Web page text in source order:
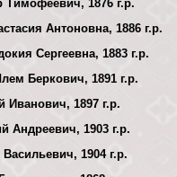
1876 г.р.
Антоновна, 1886 г.р.
Сергеевна, 1883 г.р.
Беркович, 1891 г.р.
Иванович, 1897 г.р.
Андреевич, 1903 г.р.
1904 г.р.